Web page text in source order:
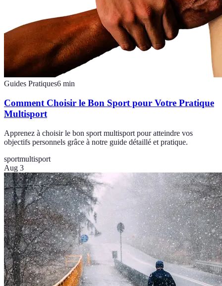
Guides Pratiques6 min
Comment Choisir le Bon Sport pour Votre Pratique
Multisport
Apprenez à choisir le bon sport multisport pour atteindre vos
objectifs personnels grâce à notre guide détaillé et pratique.
sportmultisport
Aug 3